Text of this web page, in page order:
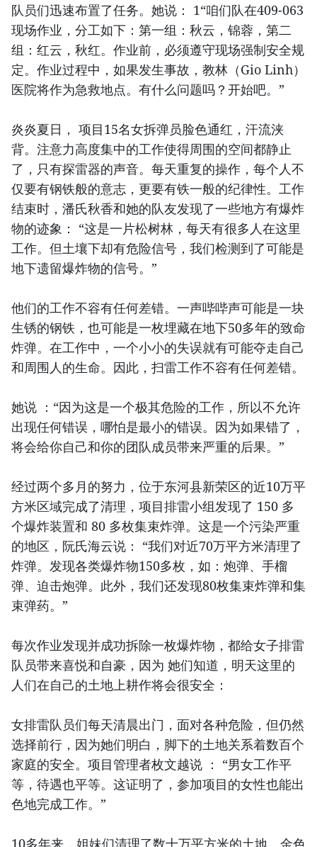
队员们迅速布置了任务。她说： 1“咱们队在409-063
现场作业，分工如下：第一组：秋云，锦蓉，第二
组：红云，秋红。作业前，必须遵守现场强制安全规
定。作业过程中，如果发生事故，教林（Gio Linh）
医院将作为急救地点。有什么问题吗？开始吧。”
炎炎夏日， 项目15名女拆弹员脸色通红，汗流浃
背。注意力高度集中的工作使得周围的空间都静止
了，只有探雷器的声音。每天重复的操作，每个人不
仅要有钢铁般的意志，更要有铁一般的纪律性。工作
结束时，潘氏秋香和她的队友发现了一些地方有爆炸
物的迹象： “这是一片松树林，每天有很多人在这里
工作。但土壤下却有危险信号，我们检测到了可能是
地下遗留爆炸物的信号。”
他们的工作不容有任何差错。一声哔哔声可能是一块
生锈的钢铁，也可能是一枚埋藏在地下50多年的致命
炸弹。在工作中，一个小小的失误就有可能夺走自己
和周围人的生命。因此，扫雷工作不容有任何差错。
她说 ：“因为这是一个极其危险的工作，所以不允许
出现任何错误，哪怕是最小的错误。因为如果错了，
将会给你自己和你的团队成员带来严重的后果。”
经过两个多月的努力，位于东河县新荣区的近10万平
方米区域完成了清理，项目排雷小组发现了 150 多
个爆炸装置和 80 多枚集束炸弹。这是一个污染严重
的地区，阮氏海云说： “我们对近70万平方米清理了
炸弹。发现各类爆炸物150多枚，如：炮弹、手榴
弹、迫击炮弹。此外，我们还发现80枚集束炸弹和集
束弹药。”
每次作业发现并成功拆除一枚爆炸物，都给女子排雷
队员带来喜悦和自豪，因为 她们知道，明天这里的
人们在自己的土地上耕作将会很安全：
女排雷队员们每天清晨出门，面对各种危险，但仍然
选择前行，因为她们明白，脚下的土地关系着数百个
家庭的安全。项目管理者枚文越说 ： “男女工作平
等，待遇也平等。这证明了，参加项目的女性也能出
色地完成工作。”